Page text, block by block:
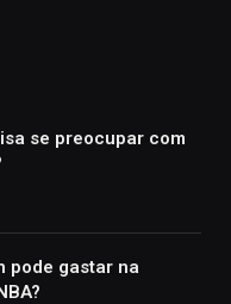
se preocupar com
pode gastar na